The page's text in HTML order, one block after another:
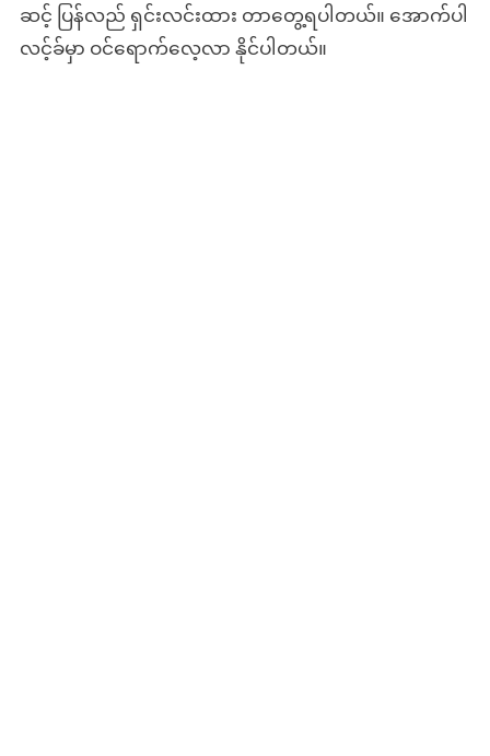
ဆင့် ပြန်လည် ရှင်းလင်းထား တာတွေ့ရပါတယ်။ အောက်ပါ
လင့်ခ်မှာ ဝင်ရောက်လေ့လာ နိုင်ပါတယ်။